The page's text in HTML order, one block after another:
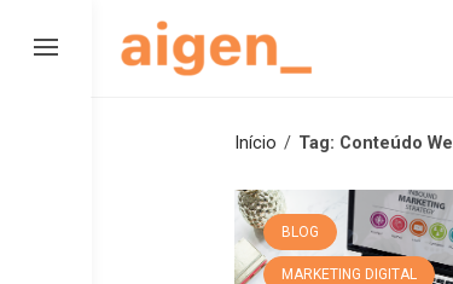
Início / Tag: Conteúdo
BLOG
MARKETING DIGITAL